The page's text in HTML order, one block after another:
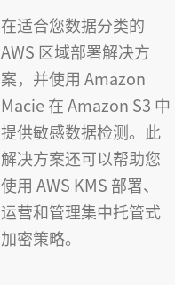
在适合您数据分类的
AWS 区域部署解决方
案，并使用 Amazon
Macie 在 Amazon S3 中
提供敏感数据检测。此
解决方案还可以帮助您
使用 AWS KMS 部署、
运营和管理集中托管式
加密策略。